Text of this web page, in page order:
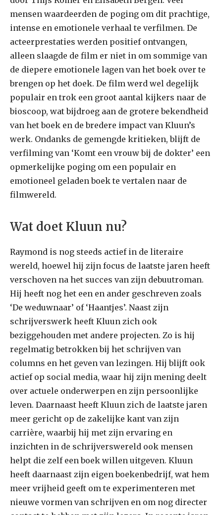
mensen waardeerden de poging om dit prachtige,
intense en emotionele verhaal te verfilmen. De
acteerprestaties werden positief ontvangen,
alleen slaagde de film er niet in om sommige van
de diepere emotionele lagen van het boek over te
brengen op het doek. De film werd wel degelijk
populair en trok een groot aantal kijkers naar de
bioscoop, wat bijdroeg aan de grotere bekendheid
van het boek en de bredere impact van Kluun’s
werk. Ondanks de gemengde kritieken, blijft de
verfilming van ‘Komt een vrouw bij de dokter’ een
opmerkelijke poging om een populair en
emotioneel geladen boek te vertalen naar de
filmwereld.
Wat doet Kluun nu?
Raymond is nog steeds actief in de literaire
wereld, hoewel hij zijn focus de laatste jaren heeft
verschoven na het succes van zijn debuutroman.
Hij heeft nog het een en ander geschreven zoals
‘De weduwnaar’ of ‘Haantjes’. Naast zijn
schrijverswerk heeft Kluun zich ook
beziggehouden met andere projecten. Zo is hij
regelmatig betrokken bij het schrijven van
columns en het geven van lezingen. Hij blijft ook
actief op social media, waar hij zijn mening deelt
over actuele onderwerpen en zijn persoonlijke
leven. Daarnaast heeft Kluun zich de laatste jaren
meer gericht op de zakelijke kant van zijn
carrière, waarbij hij met zijn ervaring en
inzichten in de schrijverswereld ook mensen
helpt die zelf een boek willen uitgeven. Kluun
heeft daarnaast zijn eigen boekenbedrijf, wat hem
meer vrijheid geeft om te experimenteren met
nieuwe vormen van schrijven en om nog directer